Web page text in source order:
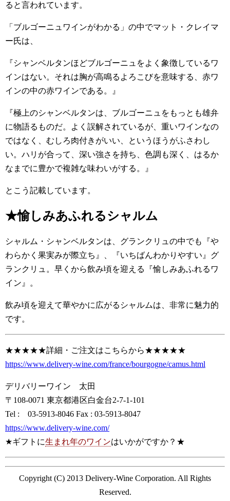
ると言われています。
「ブルゴーニュワインがわかる」の中でマット・クレイマ
ー氏は、
『シャンベルタンほどブルゴーニュをよく象徴しているワ
インはない。それは胸が高鳴るよろこびを意味する、赤ワ
インの中の赤ワインである。』
『極上のシャンベルタンは、ブルゴーニュをもっとも雄弁
に物語るものだ。よく誤解されているが、重いワインなの
ではなく、むしろ肉付きがいい、というほうがふさわし
い。ハリが合って、深い強さを持ち、色調も深く、はるか
なまでに豊かで複雑な味わいがする。』
とこう記載しています。
★愉しみあふれるシャルム
シャルム・シャンベルタンは、グランクリュの中でも『や
わらかく果実みが際立ち』、『いちばんわかりやすい』グ
ランクリュ。早くから飲み頃を迎える『愉しみあふれるワ
イン』。
飲み頃を迎えて華やかに広がるシャルムは、非常に魅力的
です。
★★★★★詳細・ご注文はこちらから★★★★★
https://www.delivery-wine.com/france/bourgogne/camus.html
デリバリーワイン 太田
〒108-0071 東京都港区白金台2-7-1-101
Tel : 03-5913-8046 Fax : 03-5913-8047
https://www.delivery-wine.com/
★ギフトに生まれ年のワインはいかがですか？★
Copyright (C) 2013 Delivery-Wine Corporation. All Rights
Reserved.